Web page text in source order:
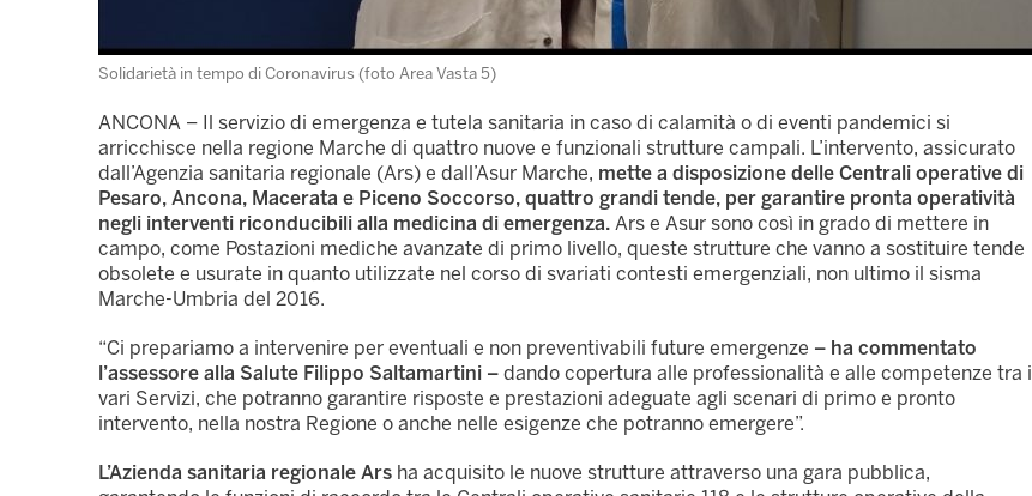
Solidarietà in tempo di Coronavirus (foto Area Vasta 5)
ANCONA – Il servizio di emergenza e tutela sanitaria in caso di calamità o di eventi pandemici si
arricchisce nella regione Marche di quattro nuove e funzionali strutture campali. L’intervento, assicurato
dall’Agenzia sanitaria regionale (Ars) e dall’Asur Marche, mette a disposizione delle Centrali operative di
Pesaro, Ancona, Macerata e Piceno Soccorso, quattro grandi tende, per garantire pronta operatività
negli interventi riconducibili alla medicina di emergenza. Ars e Asur sono così in grado di mettere in
campo, come Postazioni mediche avanzate di primo livello, queste strutture che vanno a sostituire tende
obsolete e usurate in quanto utilizzate nel corso di svariati contesti emergenziali, non ultimo il sisma
Marche-Umbria del 2016.
“Ci prepariamo a intervenire per eventuali e non preventivabili future emergenze – ha commentato
l’assessore alla Salute Filippo Saltamartini – dando copertura alle professionalità e alle competenze tra i
vari Servizi, che potranno garantire risposte e prestazioni adeguate agli scenari di primo e pronto
intervento, nella nostra Regione o anche nelle esigenze che potranno emergere”.
L’Azienda sanitaria regionale Ars ha acquisito le nuove strutture attraverso una gara pubblica,